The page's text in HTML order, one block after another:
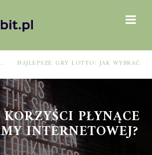
NAJLEPSZE GRY LOTTO: JAK WYBRAĆ, BY ZWIĘKSZYĆ SZANSE NA WYGRANĄ?
PŁYNĄCE
INTERNETOWEJ?